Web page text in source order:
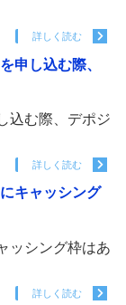
詳しく読む
申し込む際、
込む際、デポジ
詳しく読む
キャッシング
ッシング枠はあ
詳しく読む